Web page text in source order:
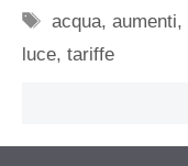
Tag
acqua,aumenti,
luce, tariffe